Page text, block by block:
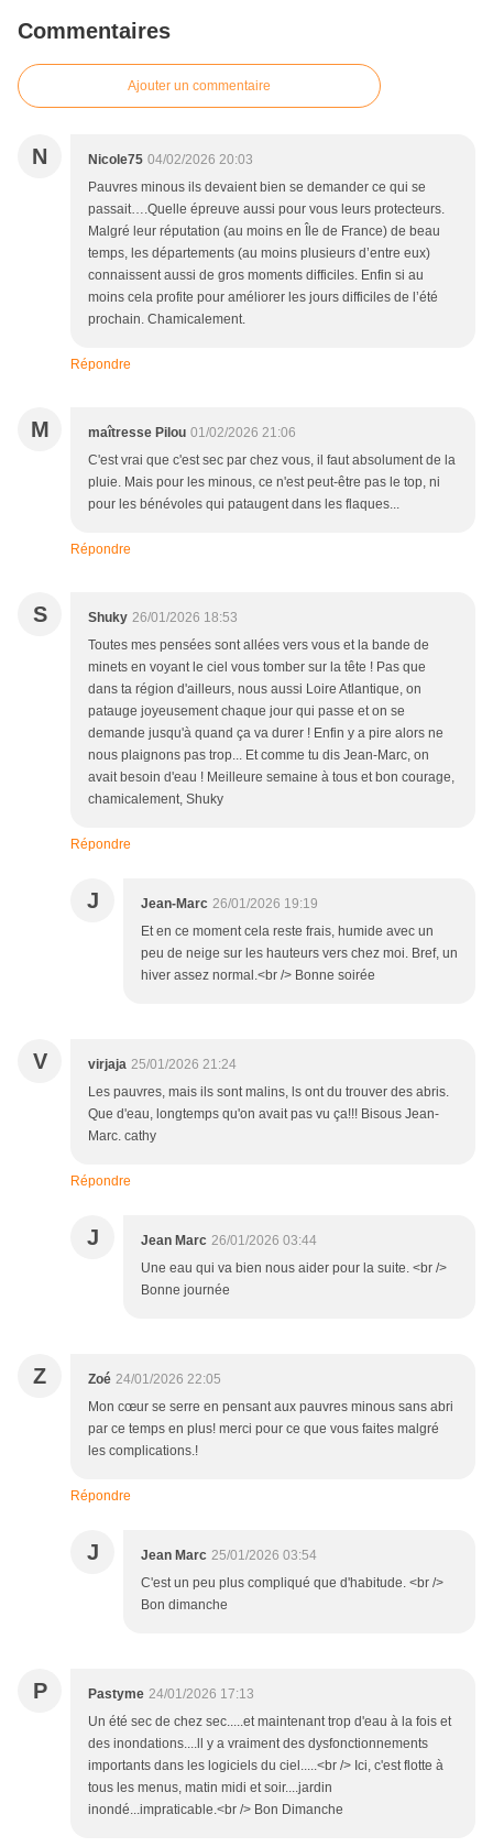
Commentaires
Ajouter un commentaire
N Nicole75 04/02/2026 20:03
Pauvres minous ils devaient bien se demander ce qui se
passait….Quelle épreuve aussi pour vous leurs protecteurs.
Malgré leur réputation (au moins en Île de France) de beau
temps, les départements (au moins plusieurs d’entre eux)
connaissent aussi de gros moments difficiles. Enfin si au
moins cela profite pour améliorer les jours difficiles de l’été
prochain. Chamicalement.
Répondre
M maîtresse Pilou 01/02/2026 21:06
C'est vrai que c'est sec par chez vous, il faut absolument de la
pluie. Mais pour les minous, ce n'est peut-être pas le top, ni
pour les bénévoles qui pataugent dans les flaques...
Répondre
S Shuky 26/01/2026 18:53
Toutes mes pensées sont allées vers vous et la bande de
minets en voyant le ciel vous tomber sur la tête ! Pas que
dans ta région d'ailleurs, nous aussi Loire Atlantique, on
patauge joyeusement chaque jour qui passe et on se
demande jusqu'à quand ça va durer ! Enfin y a pire alors ne
nous plaignons pas trop... Et comme tu dis Jean-Marc, on
avait besoin d'eau ! Meilleure semaine à tous et bon courage,
chamicalement, Shuky
Répondre
J Jean-Marc 26/01/2026 19:19
Et en ce moment cela reste frais, humide avec un
peu de neige sur les hauteurs vers chez moi. Bref, un
hiver assez normal.<br /> Bonne soirée
V virjaja 25/01/2026 21:24
Les pauvres, mais ils sont malins, ls ont du trouver des abris.
Que d'eau, longtemps qu'on avait pas vu ça!!! Bisous Jean-
Marc. cathy
Répondre
J Jean Marc 26/01/2026 03:44
Une eau qui va bien nous aider pour la suite. <br />
Bonne journée
Z Zoé 24/01/2026 22:05
Mon cœur se serre en pensant aux pauvres minous sans abri
par ce temps en plus! merci pour ce que vous faites malgré
les complications.!
Répondre
J Jean Marc 25/01/2026 03:54
C'est un peu plus compliqué que d'habitude. <br />
Bon dimanche
P Pastyme 24/01/2026 17:13
Un été sec de chez sec.....et maintenant trop d'eau à la fois et
des inondations....ll y a vraiment des dysfonctionnements
importants dans les logiciels du ciel.....<br /> Ici, c'est flotte à
tous les menus, matin midi et soir....jardin
inondé...impraticable.<br /> Bon Dimanche